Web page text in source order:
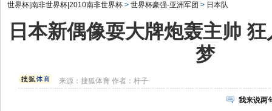
世界杯|南非世界杯|2010南非世界杯 > 世界杯豪强-亚洲军团 > 日本队
日本新偶像耍大牌炮轰主帅
梦
来源：搜狐体育 作者：杆子
我来说两